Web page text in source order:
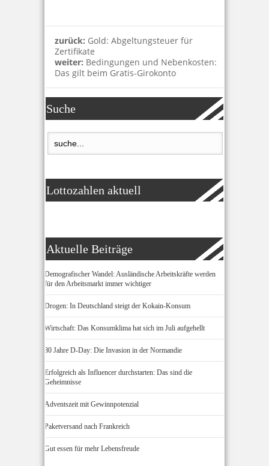
zurück: Gold: Abgeltungsteuer für
Zertifikate
weiter: Bedingungen und Nebenkosten:
Das gilt beim Gratis-Girokonto
Suche
Lottozahlen aktuell
Aktuelle Beiträge
Demografischer Wandel: Ausländische Arbeitskräfte werden
für den Arbeitsmarkt immer wichtiger
Drogen: In Deutschland steigt der Kokain-Konsum
Wirtschaft: Das Konsumklima hat sich im Juli aufgehellt
80 Jahre D-Day: Die Invasion in der Normandie
Erfolgreich als Influencer durchstarten: Das sind die
Geheimnisse
Adventszeit mit Gewinnpotenzial
Paketversand nach Frankreich
Gut essen für mehr Lebensfreude